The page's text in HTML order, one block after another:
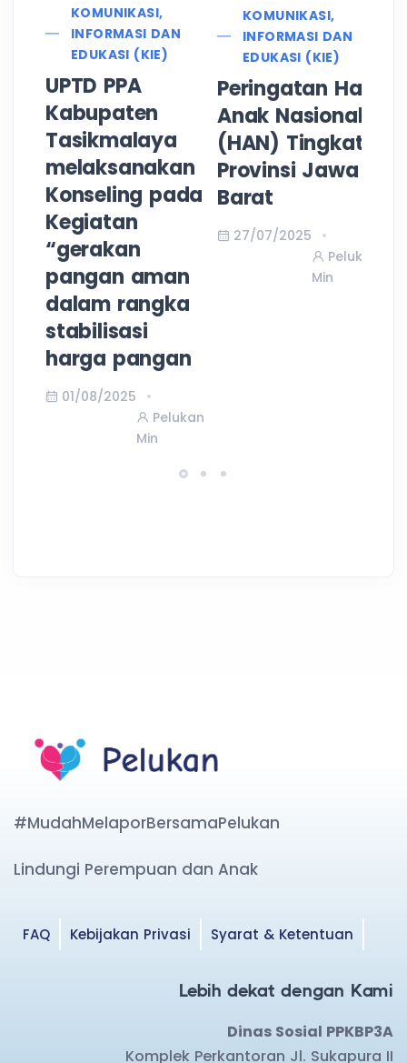
KOMUNIKASI,
INFORMASI DAN
EDUKASI (KIE)
UPTD PPA
Kabupaten
Tasikmalaya
melaksanakan
Konseling pada
Kegiatan
“gerakan
pangan aman
dalam rangka
stabilisasi
harga pangan
01/08/2025
Pelukan
Min
KOMUNIKASI,
INFORMASI DAN
EDUKASI (KIE)
Peringatan Hari
Anak Nasional
(HAN) Tingkat
Provinsi Jawa
Barat
27/07/2025
Pelukan
Min
#MudahMelaporBersamaPelukan
Lindungi Perempuan dan Anak
FAQ Kebijakan Privasi Syarat & Ketentuan
Lebih dekat dengan Kami
Dinas Sosial PPKBP3A
Komplek Perkantoran Jl. Sukapura II